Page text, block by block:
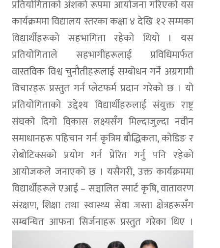
प्रतियोगिताको अंशको रूपमा आयोजना गरिएको यस
कार्यक्रममा विद्यालय स्तरका कक्षा ४ देखि १२ सम्मका
विद्यार्थीहरूको सहभागिता रहेको थियो । यस
प्रतियोगिताले सहभागीहरूलाई प्रविधिमार्फत
वास्तविक विश्व चुनौतीहरूलाई सम्बोधन गर्ने अग्रगामी
विचारहरू प्रस्तुत गर्न प्लेटफर्म प्रदान गरेको छ । यो
प्रतियोगिताको उद्देश्य विद्यार्थीहरुलाई संयुक्त राष्ट्र
संघको दिगो विकास लक्ष्यसँग मिल्दाजुल्दा नवीन
समाधानहरू पहिचान गर्न कृत्रिम बौद्धिकता, कोडिङ र
रोबोटिक्सको प्रयोग गर्न प्रेरित गर्नु पनि रहेको
आयोजकले जनाएको छ । यसैगरी, उक्त कार्यक्रममा
विद्यार्थीहरूले एआई – सञ्चालित स्मार्ट कृषि, वातावरण
संरक्षण, शिक्षा तथा स्वास्थ्य सेवा जस्ता क्षेत्रहरूसँग
सम्बन्धित आफना सिर्जनाहरू प्रस्तुत गरेका थिए ।